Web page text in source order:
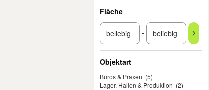
Fläche
-
Objektart
Büros & Praxen (5)
Lager, Hallen & Produktion (2)